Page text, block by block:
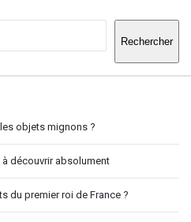
Rechercher
objets mignons ?
découvrir absolument
du premier roi de France ?